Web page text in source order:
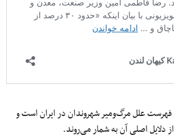
علل مرگ‌ومیر شهروندان در ایران است و
دلایل اصلی‌ آن به شمار می‌روند.